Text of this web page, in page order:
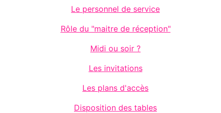
Le personnel de service
Rôle du "maitre de réception"
Midi ou soir ?
Les invitations
Les plans d'accès
Disposition des tables